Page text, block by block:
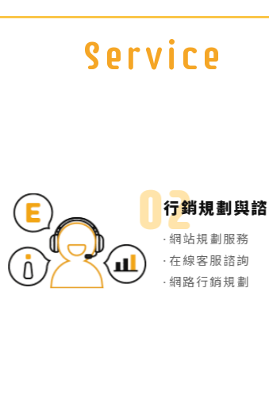
Service
行銷規劃與
網站規劃服務
在線客服諮詢
網路行銷規劃